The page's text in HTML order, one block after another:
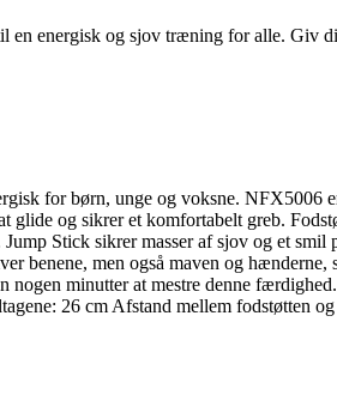
en energisk og sjov træning for alle. Giv
for børn, unge og voksne. NFX5006
og sikrer et komfortabelt greb.
Stick sikrer masser af sjov og et
benene, men også maven og
minutter at mestre denne
26 cm Afstand mellem fodstøtten